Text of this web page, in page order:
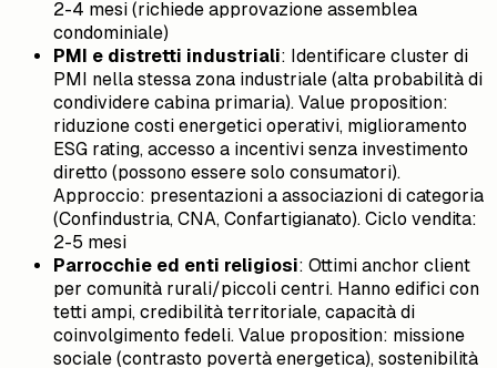
2-4 mesi (richiede approvazione assemblea
condominiale)
PMI e distretti industriali: Identificare cluster di
PMI nella stessa zona industriale (alta probabilità di
condividere cabina primaria). Value proposition:
riduzione costi energetici operativi, miglioramento
ESG rating, accesso a incentivi senza investimento
diretto (possono essere solo consumatori).
Approccio: presentazioni a associazioni di categoria
(Confindustria, CNA, Confartigianato). Ciclo vendita:
2-5 mesi
Parrocchie ed enti religiosi: Ottimi anchor client
per comunità rurali/piccoli centri. Hanno edifici con
tetti ampi, credibilità territoriale, capacità di
coinvolgimento fedeli. Value proposition: missione
sociale (contrasto povertà energetica), sostenibilità